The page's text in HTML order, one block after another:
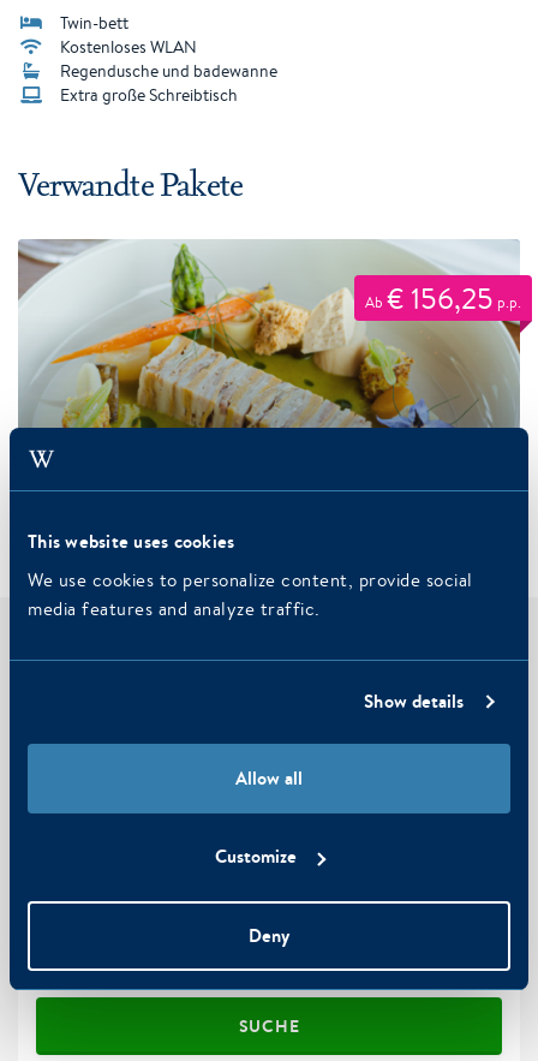
This website uses cookies
We use cookies to personalize content, provide social
media features and analyze traffic.
Show details
Allow all
Customize
Deny
Twin-bett
Kostenloses WLAN
Regendusche und badewanne
Extra große Schreibtisch
Verwandte Pakete
Gastronomischer Genuss
Ab € 156,25 p.p.
SUCHE